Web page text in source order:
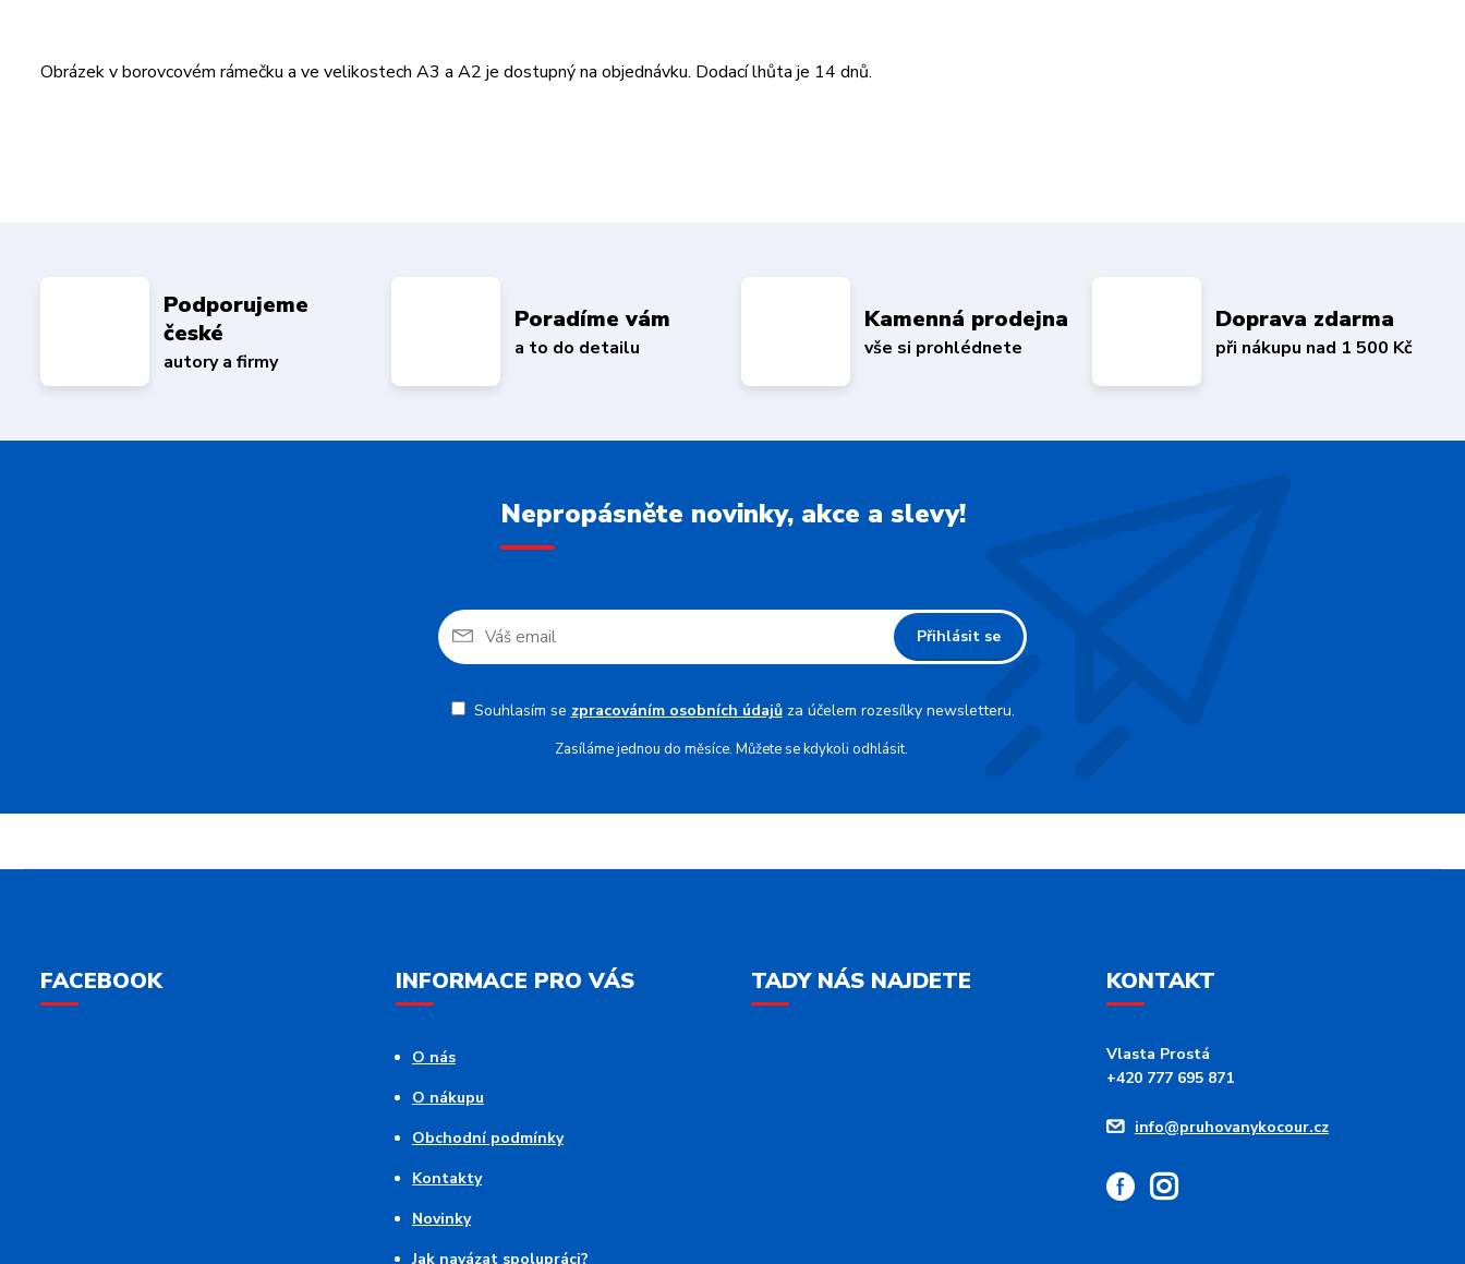
Obrázek v borovcovém rámečku a ve velikostech A3 a A2 je dostupný na objednávku. Dodací lhůta je 14 dnů.
Podporujeme
české
autory a firmy
Poradíme vám
a to do detailu
Kamenná prodejna
vše si prohlédnete
Doprava zdarma
při nákupu nad 1 500 Kč
Nepropásněte novinky, akce a slevy!
Přihlásit se
Souhlasím se zpracováním osobních údajůza účelem rozesílky newsletteru.
Zasíláme jednou do měsíce. Můžete se kdykoli odhlásit.
FACEBOOK INFORMACE PRO VÁS
O nás
O nákupu
Obchodní podmínky
Kontakty
Novinky
Jak navázat spolupráci?
TADY NÁS NAJDETE KONTAKT
Vlasta Prostá
+420 777 695 871
info@pruhovanykocour.cz